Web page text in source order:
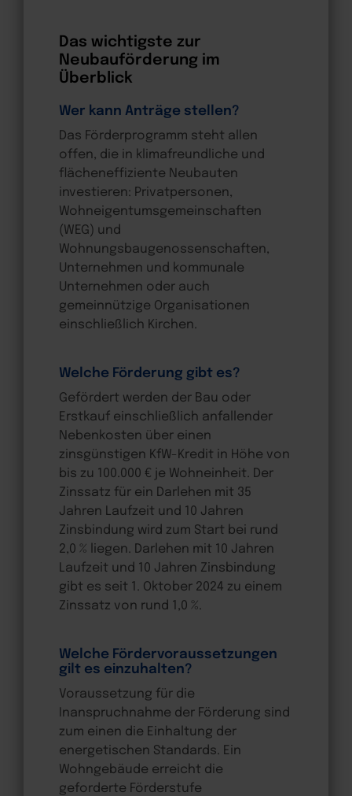
Das wichtigste zur
Neubauförderung im
Überblick
Wer kann Anträge stellen?
Das Förderprogramm steht allen
offen, die in klimafreundliche und
flächeneffiziente Neubauten
investieren: Privatpersonen,
Wohneigentumsgemeinschaften
(WEG) und
Wohnungsbaugenossenschaften,
Unternehmen und kommunale
Unternehmen oder auch
gemeinnützige Organisationen
einschließlich Kirchen.
Welche Förderung gibt es?
Gefördert werden der Bau oder
Erstkauf einschließlich anfallender
Nebenkosten über einen
zinsgünstigen KfW-Kredit in Höhe von
bis zu 100.000 € je Wohneinheit. Der
Zinssatz für ein Darlehen mit 35
Jahren Laufzeit und 10 Jahren
Zinsbindung wird zum Start bei rund
2,0 % liegen. Darlehen mit 10 Jahren
Laufzeit und 10 Jahren Zinsbindung
gibt es seit 1. Oktober 2024 zu einem
Zinssatz von rund 1,0 %.
Welche Fördervoraussetzungen
gilt es einzuhalten?
Voraussetzung für die
Inanspruchnahme der Förderung sind
zum einen die Einhaltung der
energetischen Standards. Ein
Wohngebäude erreicht die
geforderte Förderstufe